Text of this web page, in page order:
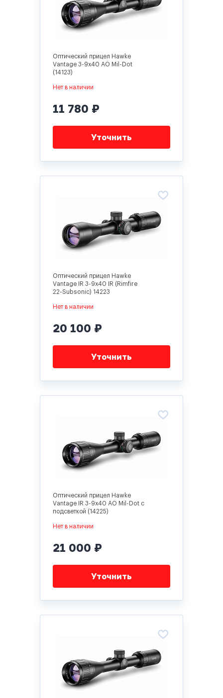
Оптический прицел Hawke
Vantage 3-9x40 AO Mil-Dot
(14123)
Нет в наличии
11 780 ₽
Уточнить
Оптический прицел Hawke
Vantage IR 3-9x40 IR (Rimfire
22-Subsonic) 14223
Нет в наличии
20 100 ₽
Уточнить
Оптический прицел Hawke
Vantage IR 3-9x40 AO Mil-Dot с
подсветкой (14225)
Нет в наличии
21 000 ₽
Уточнить